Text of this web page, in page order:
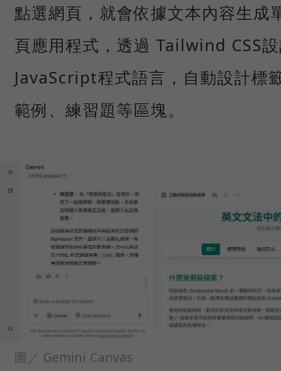
點選網頁，就會依據文本內容生成
頁應用程式，透過 Tailwind CSS設
JavaScript程式語言，自動設計標
範例、練習題等區塊。
圖／ Gemini Canvas